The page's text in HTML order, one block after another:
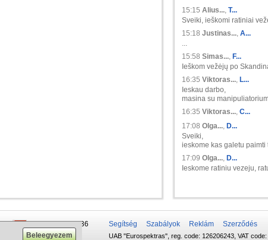
15:15 Alius..., T...
Sveiki, ieškomi ratiniai
15:18 Justinas..., A...
...
15:58 Simas..., F...
Ieškom vežėjų po
16:35 Viktoras..., L...
Ieskau darbo,
masina su
16:35 Viktoras..., C...
17:08 Olga..., D...
Sveiki,
ieskome kas galetu paimti
17:09 Olga..., D...
Ieskome ratiniu vezeju,
+375 29 679-1236
Segítség Szabályok Reklám Szerződés
UAB "Eurospektras", reg. code: 126206243, VAT